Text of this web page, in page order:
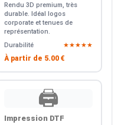
Rendu 3D premium, très
durable. Idéal logos
corporate et tenues de
représentation.
Durabilité
★★★★★
À partir de 5.00 €
🖨️
Impression DTF